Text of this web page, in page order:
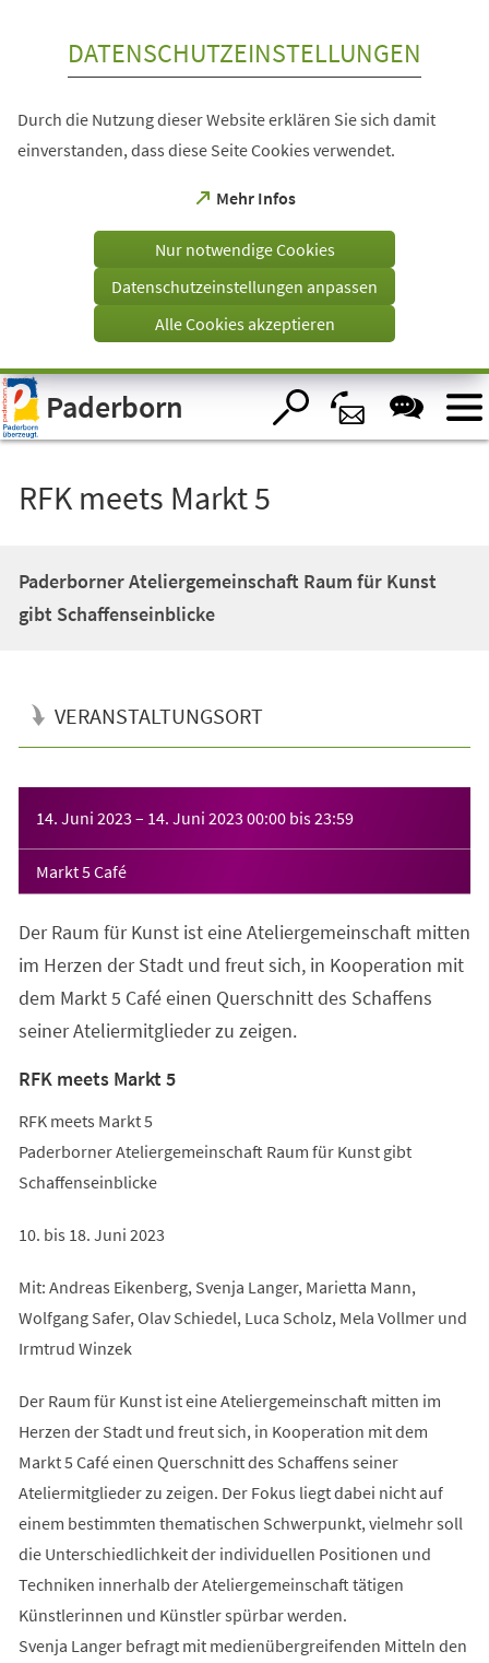
Visuelle
Assistenzsoftware
öffnen.
DATENSCHUTZEINSTELLUNGEN
Durch die Nutzung dieser Website erklären Sie sich damit
einverstanden, dass diese Seite Cookies verwendet.
Mehr Infos
(Öffnet
einem
Tab)
Nur notwendige Cookies
Datenschutzeinstellungen anpassen
Alle Cookies akzeptieren
Paderborn
RFK meets Markt 5
Paderborner Ateliergemeinschaft Raum für Kunst
gibt Schaffenseinblicke
VERANSTALTUNGSORT
14. Juni 2023 – 14. Juni 2023 00:00 bis23:59
Markt 5 Café
Der Raum für Kunst ist eine Ateliergemeinschaft mitten
im Herzen der Stadt und freut sich, in Kooperation mit
dem Markt 5 Café einen Querschnitt des Schaffens
seiner Ateliermitglieder zu zeigen.
RFK meets Markt 5
RFK meets Markt 5
Paderborner Ateliergemeinschaft Raum für Kunst gibt
Schaffenseinblicke
10. bis 18. Juni 2023
Mit: Andreas Eikenberg, Svenja Langer, Marietta Mann,
Wolfgang Safer, Olav Schiedel, Luca Scholz, Mela Vollmer und
Irmtrud Winzek
Der Raum für Kunst ist eine Ateliergemeinschaft mitten im
Herzen der Stadt und freut sich, in Kooperation mit dem
Markt 5 Café einen Querschnitt des Schaffens seiner
Ateliermitglieder zu zeigen. Der Fokus liegt dabei nicht auf
einem bestimmten thematischen Schwerpunkt, vielmehr soll
die Unterschiedlichkeit der individuellen Positionen und
Techniken innerhalb der Ateliergemeinschaft tätigen
Künstlerinnen und Künstler spürbar werden.
Svenja Langer befragt mit medienübergreifenden Mitteln den